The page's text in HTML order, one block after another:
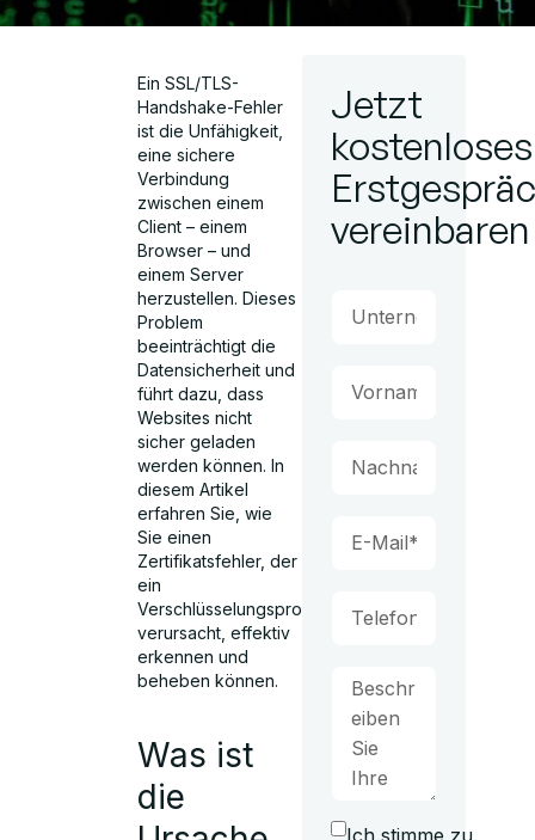
Ein SSL/TLS-
Handshake-Fehler
ist die Unfähigkeit,
eine sichere
Verbindung
zwischen einem
Client – einem
Browser – und
einem Server
herzustellen. Dieses
Problem
beeinträchtigt die
Datensicherheit und
führt dazu, dass
Websites nicht
sicher geladen
werden können. In
diesem Artikel
erfahren Sie, wie
Sie einen
Zertifikatsfehler, der
ein
Verschlüsselungsproblem
verursacht, effektiv
erkennen und
beheben können.
Was ist
die
Jetzt
kostenloses
vereinbaren
Ich stimme zu,